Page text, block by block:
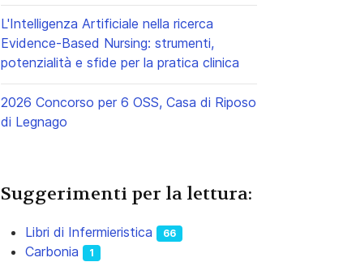
L'Intelligenza Artificiale nella ricerca
Evidence-Based Nursing: strumenti,
potenzialità e sfide per la pratica clinica
2026 Concorso per 6 OSS, Casa di Riposo
di Legnago
Suggerimenti per la lettura:
Libri di Infermieristica 66
Carbonia 1